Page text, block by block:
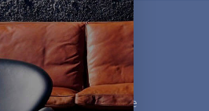
MØBLER
Møbelklassikere